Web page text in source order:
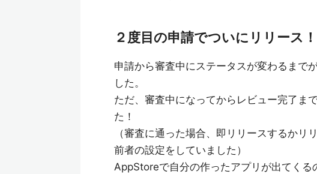
２度目の申請でついにリリース！
申請から審査中にステータスが変わるまで
した。
ただ、審査中になってからレビュー完了ま
た！
（審査に通った場合、即リリースするか
前者の設定をしていました）
AppStoreで自分の作ったアプリが出てくる